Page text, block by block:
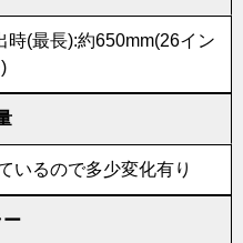
時(最長):約650mm(26イン
るので多少変化有り
ー